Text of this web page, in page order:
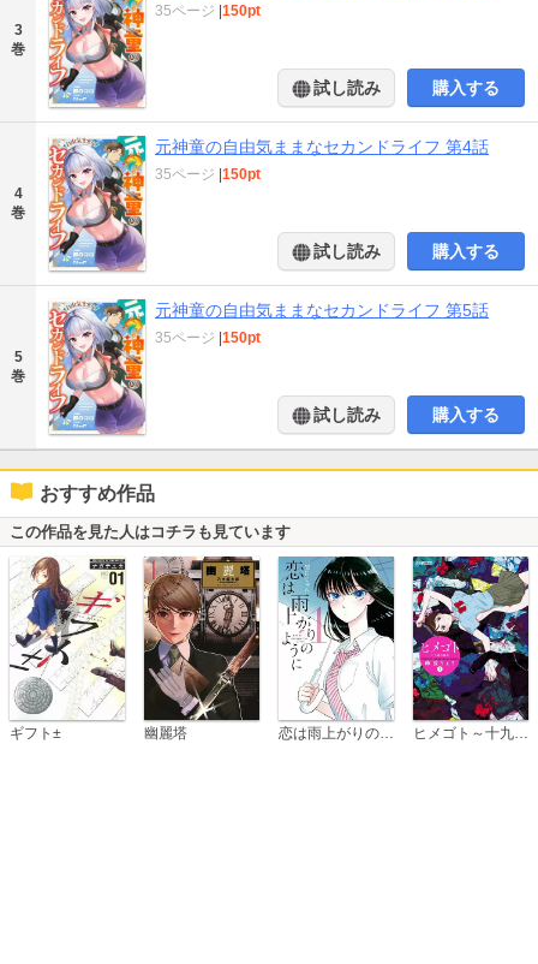
3
巻
35ページ |150pt
試し読み 購入する
4
巻
元神童の自由気ままなセカンドライフ 第4話
35ページ |150pt
試し読み 購入する
5
巻
元神童の自由気ままなセカンドライフ 第5話
35ページ |150pt
試し読み 購入する
おすすめ作品
この作品を見た人はコチラも見ています
ギフト± 幽麗塔